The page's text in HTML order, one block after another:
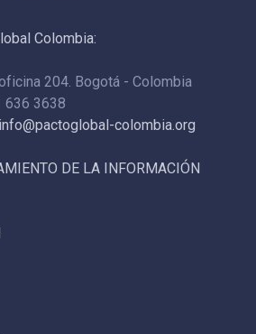
Colombia:
204. Bogotá - Colombia
636 3638
info@pactoglobal-colombia.org
DE LA INFORMACIÓN